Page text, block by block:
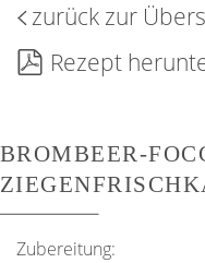
zurück zur
Rezept
BROMBEER-
Zubereitung: